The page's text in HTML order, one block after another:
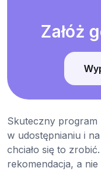
Załóż
Skuteczny program
w udostępnianiu i
chciało się to
rekomendacja, a nie